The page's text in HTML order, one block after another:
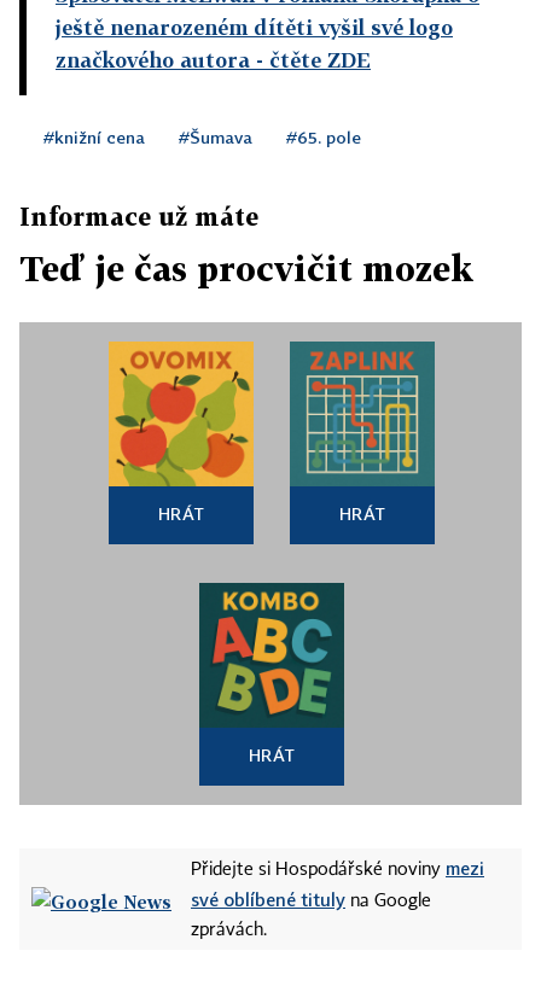
ještě nenarozeném dítěti vyšil své logo
značkového autora - čtěte ZDE
#knižní cena #Šumava #65. pole
Informace už máte
Teď je čas procvičit mozek
HRÁT HRÁT
HRÁT
Přidejte si Hospodářské noviny mezi
své oblíbené tituly na Google
zprávách.